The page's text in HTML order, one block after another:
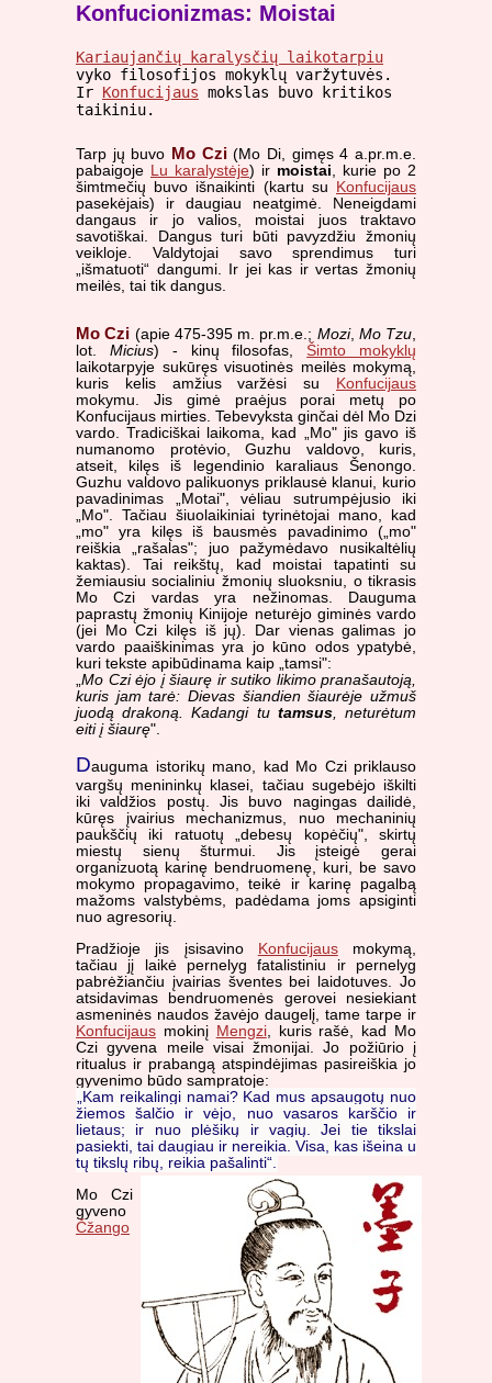
Konfucionizmas: Moistai
Kariaujančių karalysčių laikotarpiu
vyko filosofijos mokyklų varžytuvės.
Ir Konfucijaus mokslas buvo kritikos
taikiniu.
Tarp jų buvo Mo Czi(Mo Di, gimęs 4 a.pr.m.e.
pabaigoje Lu karalystėje) ir moistai, kurie po 2
šimtmečių buvo išnaikinti (kartu su
Konfucijaus
pasekėjais) ir daugiau neatgimė. Neneigdami
dangaus ir jo valios, moistai juos traktavo
savotiškai. Dangus turi būti pavyzdžiu žmonių
veikloje. Valdytojai savo sprendimus turi
„išmatuoti“ dangumi. Ir jei kas ir vertas žmonių
meilės, tai tik dangus.
Mo Czi (apie 475-395 m. pr.m.e.; Mozi, Mo Tzu,
lot. Micius) - kinų filosofas, Šimto mokyklų
laikotarpyje sukūręs visuotinės meilės mokymą,
kuris kelis amžius varžėsi su
Konfucijaus
mokymu. Jis gimė praėjus porai metų po
Konfucijaus mirties. Tebevyksta ginčai dėl Mo Dzi
vardo. Tradiciškai laikoma, kad „Mo" jis gavo iš
numanomo protėvio, Guzhu valdovo, kuris,
atseit, kilęs iš legendinio karaliaus Šenongo.
Guzhu valdovo palikuonys priklausė klanui, kurio
pavadinimas „Motai", vėliau sutrumpėjusio iki
„Mo". Tačiau šiuolaikiniai tyrinėtojai mano, kad
„mo" yra kilęs iš bausmės pavadinimo („mo"
reiškia „rašalas"; juo pažymėdavo nusikaltėlių
kaktas). Tai reikštų, kad moistai tapatinti su
žemiausiu socialiniu žmonių sluoksniu, o tikrasis
Mo Czi vardas yra nežinomas. Dauguma
paprastų žmonių Kinijoje neturėjo giminės vardo
(jei Mo Czi kilęs iš jų). Dar vienas galimas jo
vardo paaiškinimas yra jo kūno odos ypatybė,
kuri tekste apibūdinama kaip „tamsi":
„Mo Czi ėjo į šiaurę ir sutiko likimo pranašautoją,
kuris jam tarė: Dievas šiandien šiaurėje užmuš
juodą drakoną. Kadangi tu tamsus, neturėtum
eiti į šiaurę".
Dauguma istorikų mano, kad Mo Czi priklauso
vargšų menininkų klasei, tačiau sugebėjo iškilti
iki valdžios postų. Jis buvo nagingas dailidė,
kūręs įvairius mechanizmus, nuo mechaninių
paukščių iki ratuotų „debesų kopėčių", skirtų
miestų sienų šturmui. Jis įsteigė gerai
organizuotą karinę bendruomenę, kuri, be savo
mokymo propagavimo, teikė ir karinę pagalbą
mažoms valstybėms, padėdama joms apsiginti
nuo agresorių.
Pradžioje jis įsisavino
Konfucijausmokymą,
tačiau jį laikė pernelyg fatalistiniu ir pernelyg
pabrėžiančiu įvairias šventes bei laidotuves. Jo
atsidavimas bendruomenės gerovei nesiekiant
asmeninės naudos žavėjo daugelį, tame tarpe ir
Konfucijaus mokinį Mengzi, kuris rašė, kad Mo
Czi gyvena meile visai žmonijai. Jo požiūrio į
ritualus ir prabangą atspindėjimas pasireiškia jo
gyvenimo būdo sampratoje:
„Kam reikalingi namai? Kad mus apsaugotų nuo
žiemos šalčio ir vėjo, nuo vasaros karščio ir
lietaus; ir nuo plėšikų ir vagių. Jei tie tikslai
pasiekti, tai daugiau ir nereikia. Visa, kas išeina u
tų tikslų ribų, reikia pašalinti“.
Mo Czi
gyveno
Čžango